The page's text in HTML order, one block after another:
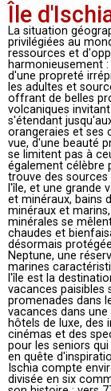
Île
La situation
privilégiées au
ressources et
harmonieusement
d'une propreté
les adultes et
offrant de belles
volcaniques
s'étendant
orangeraies et ses
vue, d'une beauté
se limitent pas à
également célèbre
trouve des
l'île, et une grande
et minéraux, bains
minéraux et
minérales se
chaudes et
désormais
Neptune, une
marines
l'île est la
vacances paisibles
promenades dans
vacances dans
hôtels de luxe, des
cinémas et des
pour les seniors
en quête
Ischia compte
divisée en six